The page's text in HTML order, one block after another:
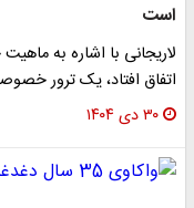
است
لاریجانی با اشاره به
اتفاق افتاد، یک ترور
۳۰ دی ۱۴۰۴